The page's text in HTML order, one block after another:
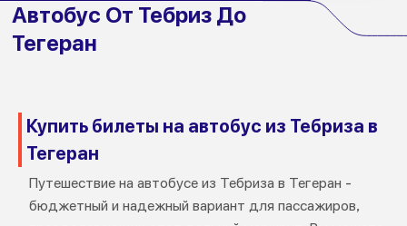
Автобус От Тебриз До
Тегеран
Купить билеты на автобус из Тебриза в
Тегеран
Путешествие на автобусе из Тебриза в Тегеран -
бюджетный и надежный вариант для пассажиров,